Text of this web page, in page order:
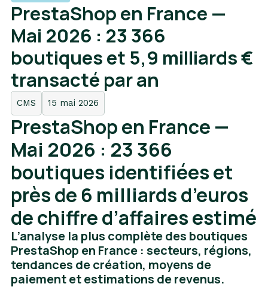
PrestaShop en France —
Mai 2026 : 23 366
boutiques et 5,9 milliards €
transacté par an
CMS 15 mai 2026
PrestaShop en France —
Mai 2026 : 23 366
boutiques identifiées et
près de 6 milliards d’euros
de chiffre d’affaires estimé
L’analyse la plus complète des boutiques
PrestaShop en France : secteurs, régions,
tendances de création, moyens de
paiement et estimations de revenus.